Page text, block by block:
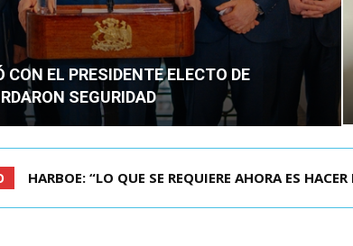
CON EL PRESIDENTE ELECTO DE
SEGURIDAD
BIMINISTRO MAS POR IPC: “LA ECONOMÍA SE